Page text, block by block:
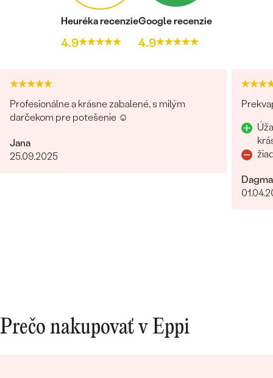
Heuréka recenzie
4.9
Google recenzie
4.9
Profesionálne a krásne zabalené, s milým
darčekom pre potešenie ☺️
Jana
25.09.2025
Prečo nakupovať v Eppi